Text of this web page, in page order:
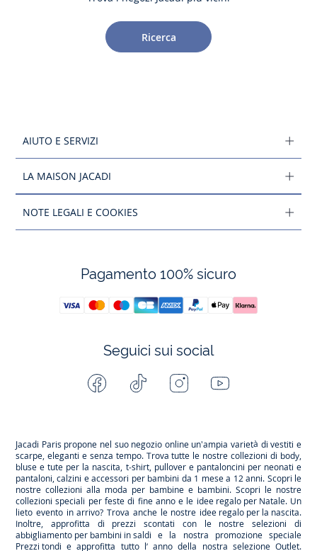
Ricerca
AIUTO E SERVIZI
LA MAISON JACADI
NOTE LEGALI E COOKIES
Pagamento 100% sicuro
Seguici sui social
Facebook Tiktok InstagramYoutube
Jacadi Paris propone nel suo negozio online un'ampia varietà di vestiti e
scarpe, eleganti e senza tempo. Trova tutte le nostre collezioni di body,
bluse e tute per la nascita, t-shirt, pullover e pantaloncini per neonati e
pantaloni, calzini e accessori per bambini da 1 mese a 12 anni. Scopri le
nostre collezioni alla moda per bambine e bambini. Scopri le nostre
collezioni speciali per feste di fine anno e le idee regalo per Natale. Un
lieto evento in arrivo? Trova anche le nostre idee regalo per la nascita.
Inoltre, approfitta di prezzi scontati con le nostre selezioni di
abbigliamento per bambini in saldi e la nostra promozione speciale
Prezzi tondi e approfitta tutto l’ anno della nostra selezione Outlet.